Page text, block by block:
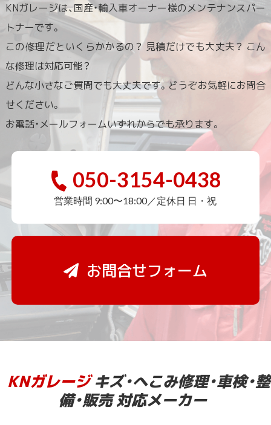
KNガレージは、国産・輸入車オーナー様のメンテナンスパー
トナーです。
この修理だといくらかかるの？ 見積だけでも大丈夫？ こん
な修理は対応可能？
どんな小さなご質問でも大丈夫です。どうぞお気軽にお問合
せください。
お電話・メールフォームいずれからでも承ります。
050-3154-0438
営業時間 9:00〜18:00／定休日 日・祝
お問合せフォーム
KNガレージキズ・へこみ修理・車検・整
備・販売 対応メーカー